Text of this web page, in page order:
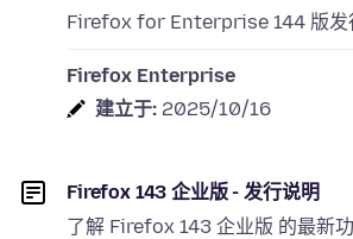
Firefox for Enterprise 144 版发
Firefox Enterprise
建立于: 2025/10/16
Firefox 143 企业版 - 发行说明
了解 Firefox 143 企业版 的最新功